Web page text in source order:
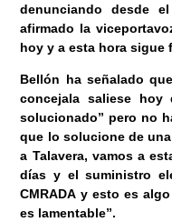
denunciando desde
afirmado la
hoy y a esta hora sigue
Bellón ha señalado
concejala saliese hoy
solucionado” pero no
que lo solucione de
a Talavera, vamos a
días y el suministro
CMRADA y esto es
es lamentable”.